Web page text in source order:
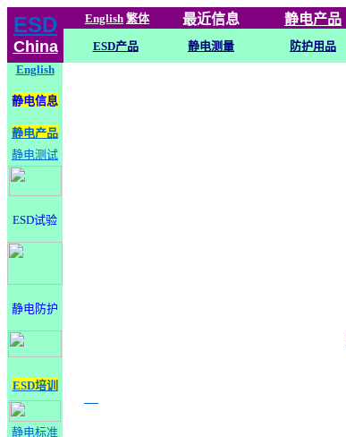
ESD
China
English 繁体 最近信息 静电产品
ESD产品 静电测量 防护用品
English
静电信息
静电产品
静电测试
ESD试验
静电防护
ESD培训
静电标准